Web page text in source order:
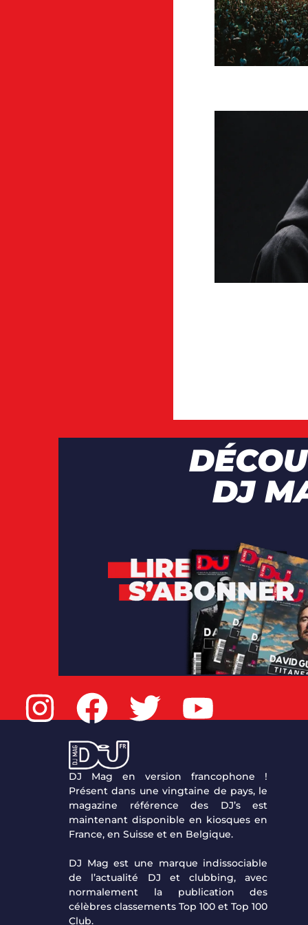
DJ
DJ Mag en version francophone !
Présent dans une vingtaine de pays, le
magazine référence des DJ’s est
maintenant disponible en kiosques en
France, en Suisse et en Belgique.
DJ Mag est une marque indissociable
de l’actualité DJ et clubbing, avec
normalement la publication des
célèbres classements Top 100 et Top 100
Club.